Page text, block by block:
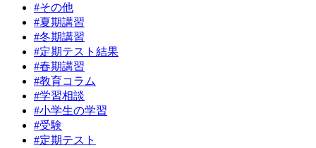
#その他
#夏期講習
#冬期講習
#定期テスト結果
#春期講習
#教育コラム
#学習相談
#小学生の学習
#受験
#定期テスト